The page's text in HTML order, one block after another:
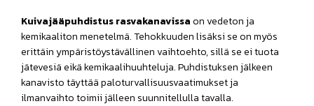
Kuivajääpuhdistus rasvakanavissaon vedeton ja
kemikaaliton menetelmä. Tehokkuuden lisäksi se on myös
erittäin ympäristöystävällinen vaihtoehto, sillä se ei tuota
jätevesiä eikä kemikaalihuuhteluja. Puhdistuksen jälkeen
kanavisto täyttää paloturvallisuusvaatimukset ja
ilmanvaihto toimii jälleen suunnitellulla tavalla.